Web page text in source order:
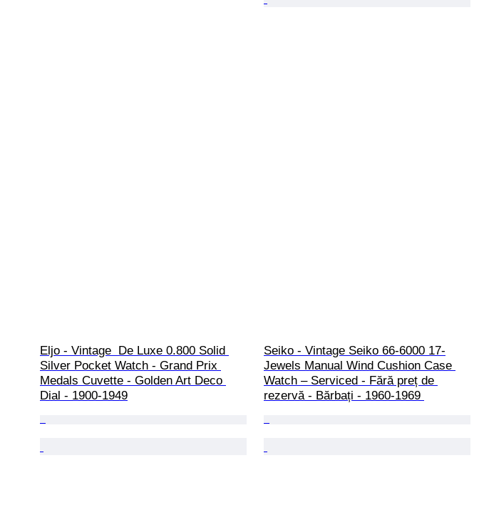
Eljo - Vintage  De Luxe 0.800 Solid
Silver Pocket Watch - Grand Prix
Medals Cuvette - Golden Art Deco
Dial - 1900-1949
Seiko - Vintage Seiko 66-6000 17-
Jewels Manual Wind Cushion Case
Watch – Serviced - Fără preț de
rezervă - Bărbați - 1960-1969